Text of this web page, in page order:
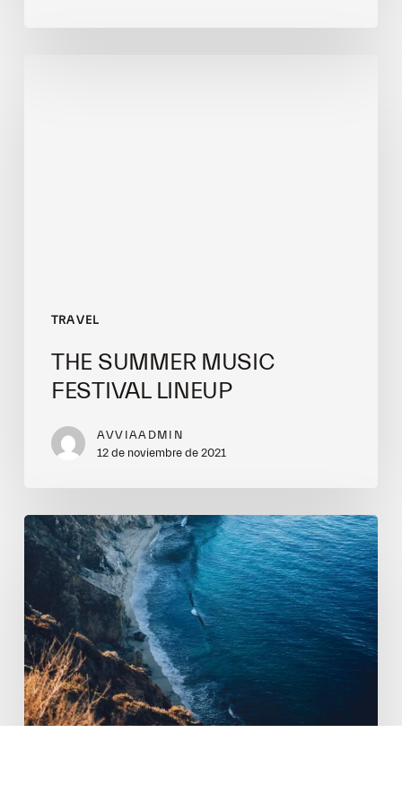
TRAVEL
THE SUMMER MUSIC
FESTIVAL LINEUP
AVVIAADMIN
12 de noviembre de 2021
The
incredible
history
Queensland